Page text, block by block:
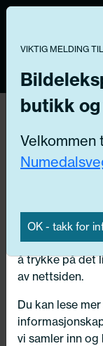
Tilbake
Vi og våre
inkludert
informasjon
Funksjonelle,
Ved å trykke
formålene. Du
innstillingene».
Du kan trekke
å trykke på det
av nettsiden.
Du kan lese
vi samler inn
VIKTIG MELDING
butikk
Velkommen
OK - takk for